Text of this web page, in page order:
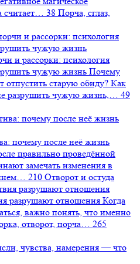
считает…
38 Порча, сглаз,
и рассорки: психология
чужую жизнь Почему
отпустить старую обиду? Как
разрушить чужую жизнь,…
49
почему после неё жизнь
правильно проведённой
замечать изменения в
210 Отворот и остуда
разрушают отношения Когда
важно понять, что именно
отворот, порча…
265